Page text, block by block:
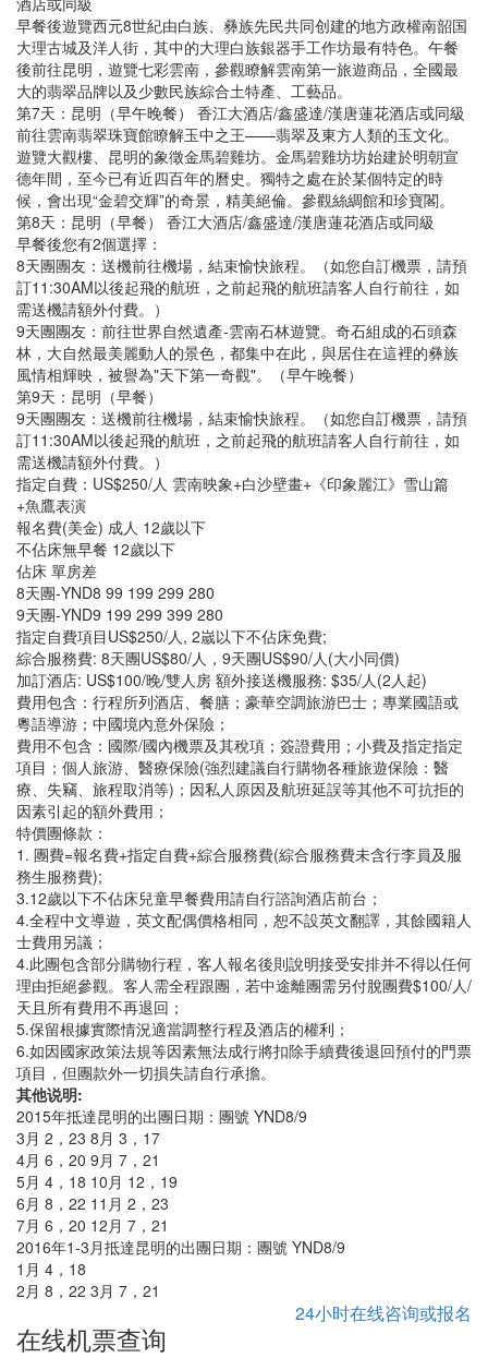
早餐後遊覽西元8世紀由白族、彝族先民共同创建的地方政權南韶国
大理古城及洋人街，其中的大理白族銀器手工作坊最有特色。午餐
後前往昆明，遊覽七彩雲南，參觀瞭解雲南第一旅遊商品，全國最
大的翡翠品牌以及少數民族綜合土特產、工藝品。
第7天：昆明（早午晚餐） 香江大酒店/鑫盛達/漢唐蓮花酒店或同級
前往雲南翡翠珠寶館瞭解玉中之王——翡翠及東方人類的玉文化。
遊覽大觀樓、昆明的象徵金馬碧雞坊。金馬碧雞坊坊始建於明朝宣
德年間，至今已有近四百年的曆史。獨特之處在於某個特定的時
候，會出現“金碧交輝”的奇景，精美絕倫。參觀絲綢館和珍寶閣。
第8天：昆明（早餐） 香江大酒店/鑫盛達/漢唐蓮花酒店或同級
早餐後您有2個選擇：
8天團團友：送機前往機場，結束愉快旅程。（如您自訂機票，請預
訂11:30AM以後起飛的航班，之前起飛的航班請客人自行前往，如
需送機請額外付費。）
9天團團友：前往世界自然遺產-雲南石林遊覽。奇石組成的石頭森
林，大自然最美麗動人的景色，都集中在此，與居住在這裡的彝族
風情相輝映，被譽為"天下第一奇觀"。（早午晚餐）
第9天：昆明（早餐）
9天團團友：送機前往機場，結束愉快旅程。（如您自訂機票，請預
訂11:30AM以後起飛的航班，之前起飛的航班請客人自行前往，如
需送機請額外付費。）
指定自費：US$250/人 雲南映象+白沙壁畫+《印象麗江》雪山篇
+魚鷹表演
報名費(美金) 成人 12歲以下
不佔床無早餐 12歲以下
佔床 單房差
8天團-YND8 99 199 299 280
9天團-YND9 199 299 399 280
指定自費項目US$250/人, 2嵗以下不佔床免費;
綜合服務費: 8天團US$80/人，9天團US$90/人(大小同價)
加訂酒店: US$100/晚/雙人房 額外接送機服務: $35/人(2人起)
費用包含：行程所列酒店、餐膳；豪華空調旅游巴士；專業國語或
粵語導游；中國境內意外保險；
費用不包含：國際/國內機票及其稅項；簽證費用；小費及指定指定
項目；個人旅游、醫療保險(強烈建議自行購物各種旅遊保險：醫
療、失竊、旅程取消等)；因私人原因及航班延誤等其他不可抗拒的
因素引起的額外費用；
特價團條款：
1. 團費=報名費+指定自費+綜合服務費(綜合服務費未含行李員及服
務生服務費);
3.12歲以下不佔床兒童早餐費用請自行諮詢酒店前台；
4.全程中文導遊，英文配偶價格相同，恕不設英文翻譯，其餘國籍人
士費用另議；
4.此團包含部分購物行程，客人報名後則說明接受安排并不得以任何
理由拒絕參觀。客人需全程跟團，若中途離團需另付脫團費$100/人/
天且所有費用不再退回；
5.保留根據實際情況適當調整行程及酒店的權利；
6.如因國家政策法規等因素無法成行將扣除手續費後退回預付的門票
項目，但團款外一切損失請自行承擔。
其他说明:
2015年抵達昆明的出團日期：團號 YND8/9
3月 2，23 8月 3，17
4月 6，20 9月 7，21
5月 4，18 10月 12，19
6月 8，22 11月 2，23
7月 6，20 12月 7，21
2016年1-3月抵達昆明的出團日期：團號 YND8/9
1月 4，18
2月 8，22 3月 7，21
24小时在线咨询或报名
在线机票查询